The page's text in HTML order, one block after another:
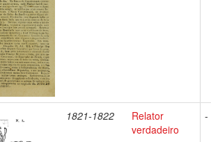
1821-1822
Relator
verdadeiro
-